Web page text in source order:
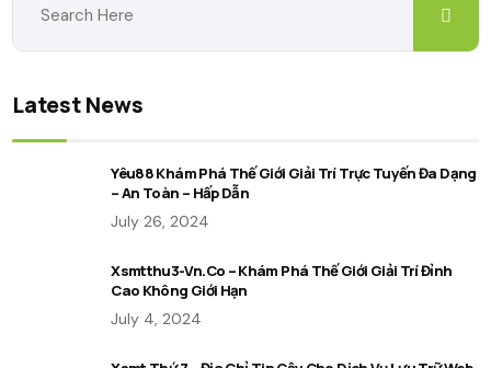
Latest News
Yêu88 Khám Phá Thế Giới Giải Trí Trực Tuyến Đa Dạng
– An Toàn – Hấp Dẫn
July 26, 2024
Xsmtthu3-Vn.co – Khám Phá Thế Giới Giải Trí Đỉnh
Cao Không Giới Hạn
July 4, 2024